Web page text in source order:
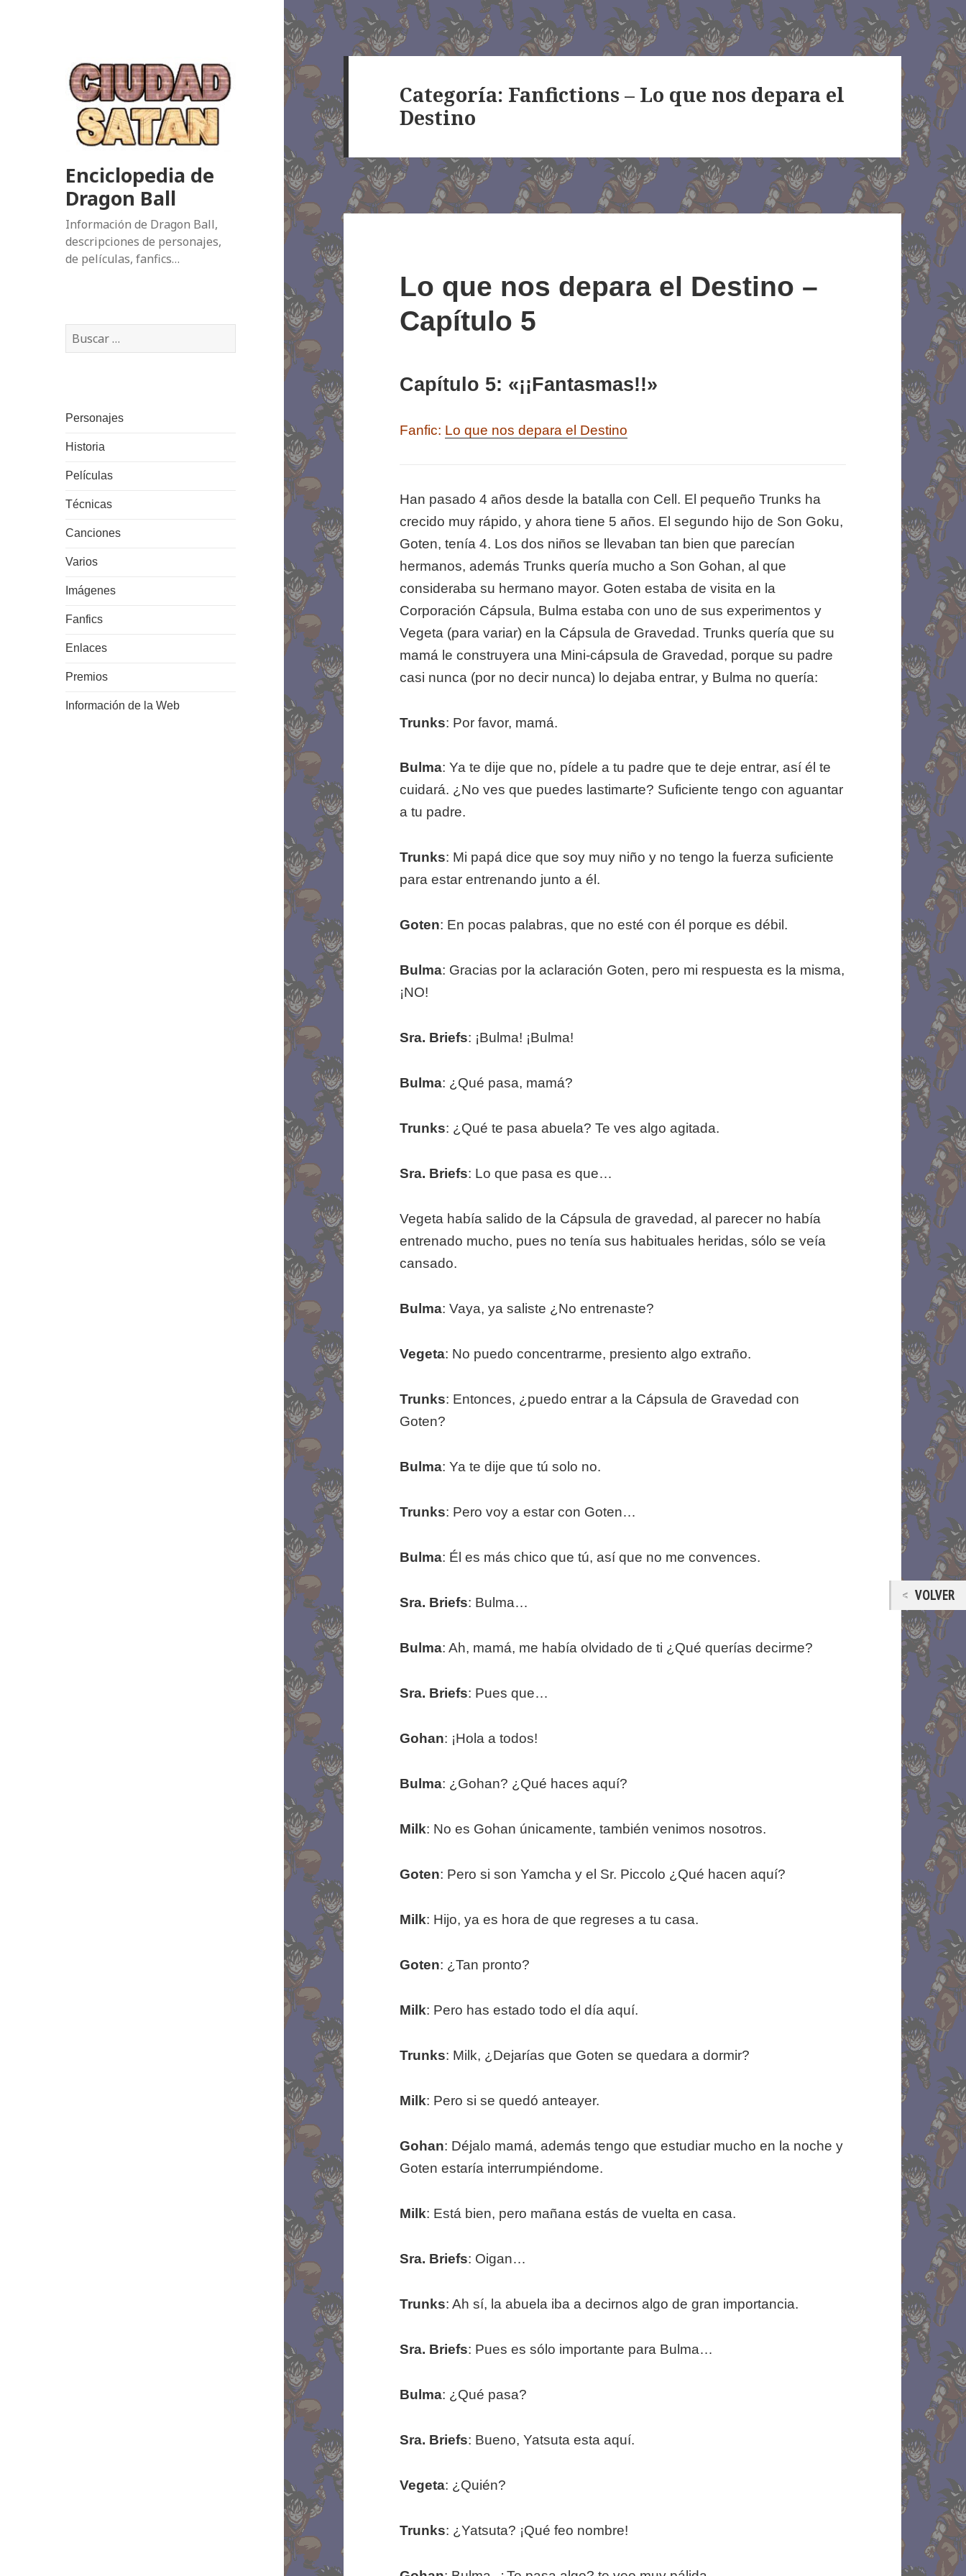
Enciclopedia de
Dragon Ball
Información de Dragon Ball,
descripciones de personajes,
de películas, fanfics…
Buscar:
Personajes
Historia
Películas
Técnicas
Canciones
Varios
Imágenes
Fanfics
Enlaces
Premios
Información de la Web
Categoría: Fanfictions – Lo que nos depara el
Destino
Lo que nos depara el Destino –
Capítulo 5
Capítulo 5: «¡¡Fantasmas!!»
Fanfic: Lo que nos depara el Destino
Han pasado 4 años desde la batalla con Cell. El pequeño Trunks ha
crecido muy rápido, y ahora tiene 5 años. El segundo hijo de Son Goku,
Goten, tenía 4. Los dos niños se llevaban tan bien que parecían
hermanos, además Trunks quería mucho a Son Gohan, al que
consideraba su hermano mayor. Goten estaba de visita en la
Corporación Cápsula, Bulma estaba con uno de sus experimentos y
Vegeta (para variar) en la Cápsula de Gravedad. Trunks quería que su
mamá le construyera una Mini-cápsula de Gravedad, porque su padre
casi nunca (por no decir nunca) lo dejaba entrar, y Bulma no quería:
Trunks: Por favor, mamá.
Bulma: Ya te dije que no, pídele a tu padre que te deje entrar, así él te
cuidará. ¿No ves que puedes lastimarte? Suficiente tengo con aguantar
a tu padre.
Trunks: Mi papá dice que soy muy niño y no tengo la fuerza suficiente
para estar entrenando junto a él.
Goten: En pocas palabras, que no esté con él porque es débil.
Bulma: Gracias por la aclaración Goten, pero mi respuesta es la misma,
¡NO!
Sra. Briefs: ¡Bulma! ¡Bulma!
Bulma: ¿Qué pasa, mamá?
Trunks: ¿Qué te pasa abuela? Te ves algo agitada.
Sra. Briefs: Lo que pasa es que…
Vegeta había salido de la Cápsula de gravedad, al parecer no había
entrenado mucho, pues no tenía sus habituales heridas, sólo se veía
cansado.
Bulma: Vaya, ya saliste ¿No entrenaste?
Vegeta: No puedo concentrarme, presiento algo extraño.
Trunks: Entonces, ¿puedo entrar a la Cápsula de Gravedad con
Goten?
Bulma: Ya te dije que tú solo no.
Trunks: Pero voy a estar con Goten…
Bulma: Él es más chico que tú, así que no me convences.
Sra. Briefs: Bulma…
Bulma: Ah, mamá, me había olvidado de ti ¿Qué querías decirme?
Sra. Briefs: Pues que…
Gohan: ¡Hola a todos!
Bulma: ¿Gohan? ¿Qué haces aquí?
Milk: No es Gohan únicamente, también venimos nosotros.
Goten: Pero si son Yamcha y el Sr. Piccolo ¿Qué hacen aquí?
Milk: Hijo, ya es hora de que regreses a tu casa.
Goten: ¿Tan pronto?
Milk: Pero has estado todo el día aquí.
Trunks: Milk, ¿Dejarías que Goten se quedara a dormir?
Milk: Pero si se quedó anteayer.
Gohan: Déjalo mamá, además tengo que estudiar mucho en la noche y
Goten estaría interrumpiéndome.
Milk: Está bien, pero mañana estás de vuelta en casa.
Sra. Briefs: Oigan…
Trunks: Ah sí, la abuela iba a decirnos algo de gran importancia.
Sra. Briefs: Pues es sólo importante para Bulma…
Bulma: ¿Qué pasa?
Sra. Briefs: Bueno, Yatsuta esta aquí.
Vegeta: ¿Quién?
Trunks: ¿Yatsuta? ¡Qué feo nombre!
VOLVER